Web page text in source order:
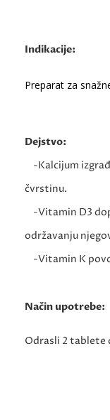
Indikacije:
Preparat za
Dejstvo:
-Kalcijum
čvrstinu.
-Vitamin D3
održavanju
-Vitamin K
Način upotrebe:
Odrasli 2 tablete